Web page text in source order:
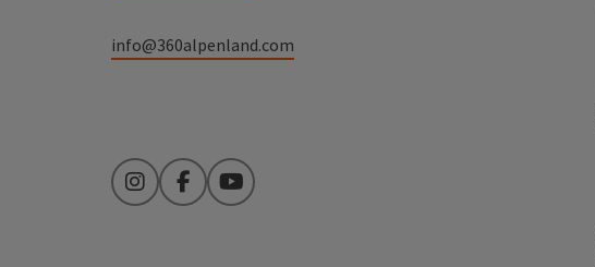
info@360alpenland.com
InstagramFacebookYouTube